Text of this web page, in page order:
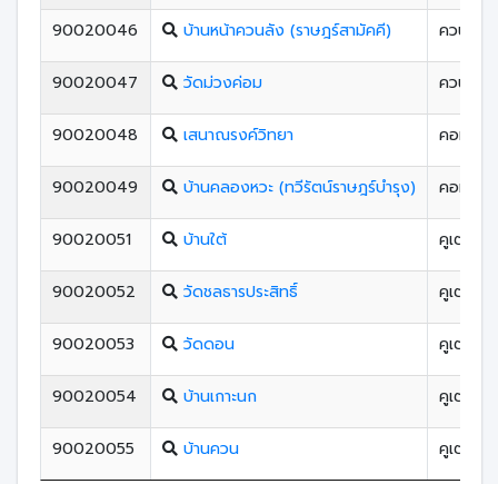
90020046 บ้านหน้าควนลัง (ราษฎร์สามัคคี) ควนลัง
90020047 วัดม่วงค่อม ควนลัง
90020048 เสนาณรงค์วิทยา คอหงส์
90020049 บ้านคลองหวะ (ทวีรัตน์ราษฎร์บํารุง) คอหงส์
90020051 บ้านใต้ คูเต่า
90020052 วัดชลธารประสิทธิ์ คูเต่า
90020053 วัดดอน คูเต่า
90020054 บ้านเกาะนก คูเต่า
90020055 บ้านควน คูเต่า